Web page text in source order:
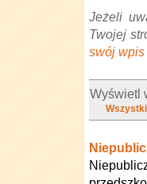
Jeżeli
Twojej
swój wpis
Wyświetl